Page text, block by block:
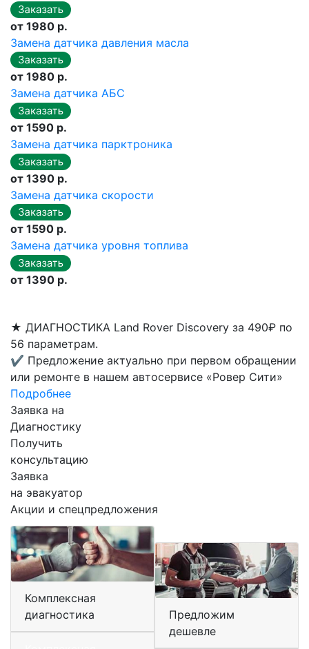
от 1980 р.
Замена датчика давления масла
от 1980 р.
Замена датчика АБС
от 1590 р.
Замена датчика парктроника
от 1390 р.
Замена датчика скорости
от 1590 р.
Замена датчика уровня топлива
от 1390 р.
★ ДИАГНОСТИКА Land Rover Discovery за 490₽ по
56 параметрам.
✔ Предложение актуально при первом обращении
или ремонте в нашем автосервисе «Ровер Сити»
Подробнее
Заявка на
Диагностику
Получить
консультацию
Заявка
на эвакуатор
Акции и спецпредложения
Комплексная
диагностика
Предложим
дешевле